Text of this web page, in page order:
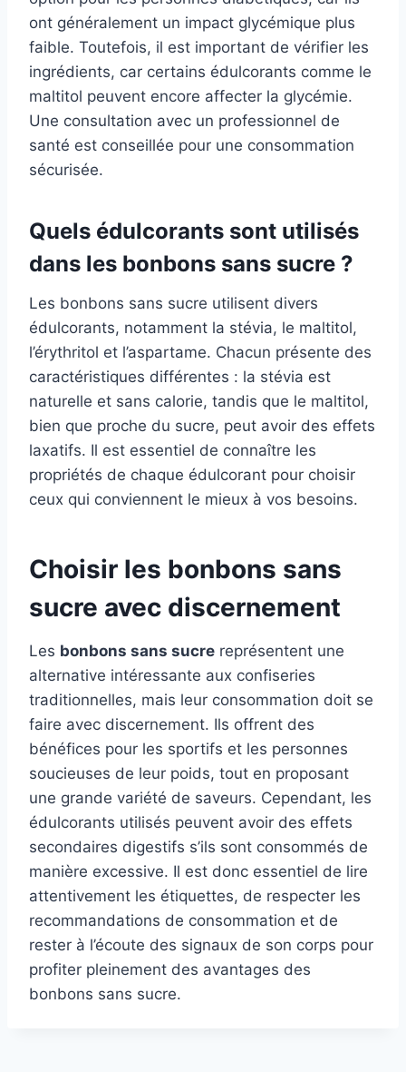
ont généralement un impact glycémique plus
faible. Toutefois, il est important de vérifier les
ingrédients, car certains édulcorants comme le
maltitol peuvent encore affecter la glycémie.
Une consultation avec un professionnel de
santé est conseillée pour une consommation
sécurisée.
Quels édulcorants sont utilisés
dans les bonbons sans sucre ?
Les bonbons sans sucre utilisent divers
édulcorants, notamment la stévia, le maltitol,
l’érythritol et l’aspartame. Chacun présente des
caractéristiques différentes : la stévia est
naturelle et sans calorie, tandis que le maltitol,
bien que proche du sucre, peut avoir des effets
laxatifs. Il est essentiel de connaître les
propriétés de chaque édulcorant pour choisir
ceux qui conviennent le mieux à vos besoins.
Choisir les bonbons sans
sucre avec discernement
Les bonbons sans sucre représentent une
alternative intéressante aux confiseries
traditionnelles, mais leur consommation doit se
faire avec discernement. Ils offrent des
bénéfices pour les sportifs et les personnes
soucieuses de leur poids, tout en proposant
une grande variété de saveurs. Cependant, les
édulcorants utilisés peuvent avoir des effets
secondaires digestifs s’ils sont consommés de
manière excessive. Il est donc essentiel de lire
attentivement les étiquettes, de respecter les
recommandations de consommation et de
rester à l’écoute des signaux de son corps pour
profiter pleinement des avantages des
bonbons sans sucre.